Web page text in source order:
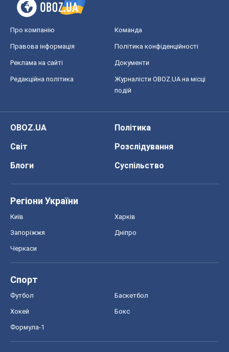
Про компанію Команда
Правова інформація Політика конфіденційності
Реклама на сайті Документи
Редакційна політика
Журналісти OBOZ.UA на місці
подій
OBOZ.UA
Політика
Світ
Розслідування
Блоги
Суспільство
Регіони України
Київ Харків
Запоріжжя Дніпро
Черкаси
Спорт
Футбол Баскетбол
Хокей Бокс
Формула-1